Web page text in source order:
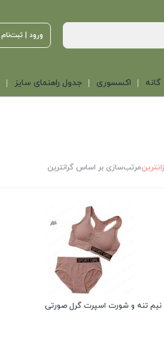
ورود | ثبت‌نام
اکسسوری جدول راهنمای سایز
مرتب‌سازی بر اساس گرانترین
تنه و شورت اسپرت گرل صورتی